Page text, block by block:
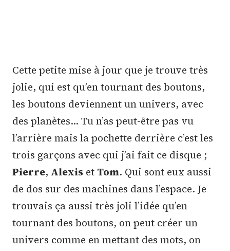
Cette petite mise à jour que je trouve très
jolie, qui est qu’en tournant des boutons,
les boutons deviennent un univers, avec
des planètes… Tu n’as peut-être pas vu
l’arrière mais la pochette derrière c’est les
trois garçons avec qui j’ai fait ce disque ;
Pierre, Alexis et Tom. Qui sont eux aussi
de dos sur des machines dans l’espace. Je
trouvais ça aussi très joli l’idée qu’en
tournant des boutons, on peut créer un
univers comme en mettant des mots, on